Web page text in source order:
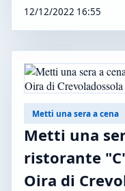
12/12/2022 16:55
Metti una sera a cena
Metti una
ristorante
Oira di